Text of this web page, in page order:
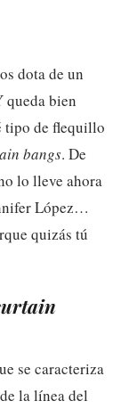
dota de un
queda bien
tipo de flequillo
bangs. De
lo lleve ahora
López…
quizás tú
se caracteriza
la línea del